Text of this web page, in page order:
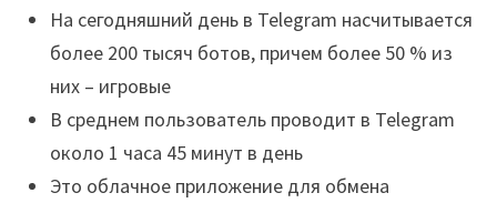
На сегодняшний день в Telegram насчитывается
более 200 тысяч ботов, причем более 50 % из
них – игровые
В среднем пользователь проводит в Telegram
около 1 часа 45 минут в день
Это облачное приложение для обмена